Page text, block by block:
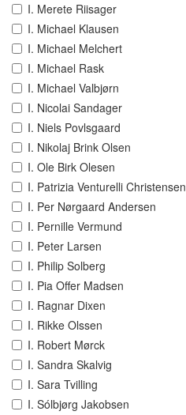
I. Merete Riisager
I. Michael Klausen
I. Michael Melchert
I. Michael Rask
I. Michael Valbjørn
I. Nicolai Sandager
I. Niels Povlsgaard
I. Nikolaj Brink Olsen
I. Ole Birk Olesen
I. Patrizia Venturelli Christensen
I. Per Nørgaard Andersen
I. Pernille Vermund
I. Peter Larsen
I. Philip Solberg
I. Pia Offer Madsen
I. Ragnar Dixen
I. Rikke Olssen
I. Robert Mørck
I. Sandra Skalvig
I. Sara Tvilling
I. Sólbjørg Jakobsen